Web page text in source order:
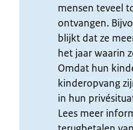
mensen teveel
ontvangen.
blijkt dat ze
het jaar waarin
Omdat hun
kinderopvang
in hun
Lees meer